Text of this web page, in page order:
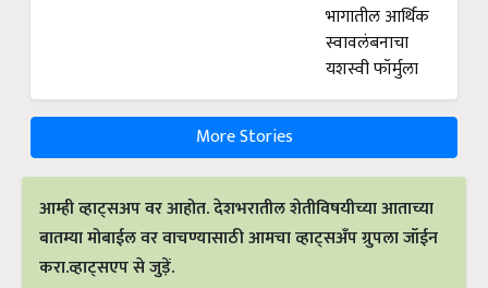
More Stories
आम्ही व्हाट्सअप वर आहोत. देशभरातील शेतीविषयीच्या आताच्या
बातम्या मोबाईल वर वाचण्यासाठी आमचा व्हाट्सअँप ग्रुपला जॉईन
करा.व्हाट्सएप से जुड़ें.